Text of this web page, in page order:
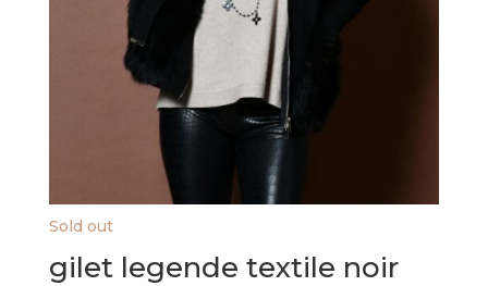
Sold out
gilet legende textile noir